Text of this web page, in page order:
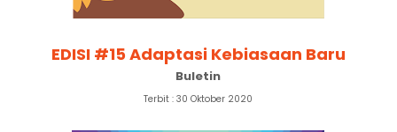
EDISI #15 Adaptasi Kebiasaan Baru
Buletin
Terbit : 30 Oktober 2020